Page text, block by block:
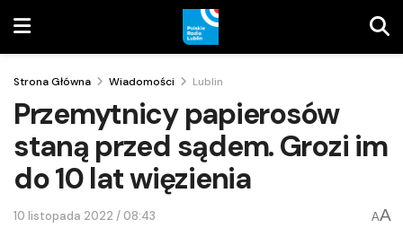
Strona Główna Wiadomości Lublin
Przemytnicy papierosów
staną przed sądem. Grozi im
do 10 lat więzienia
10 listopada 2022 / 08:43 AA